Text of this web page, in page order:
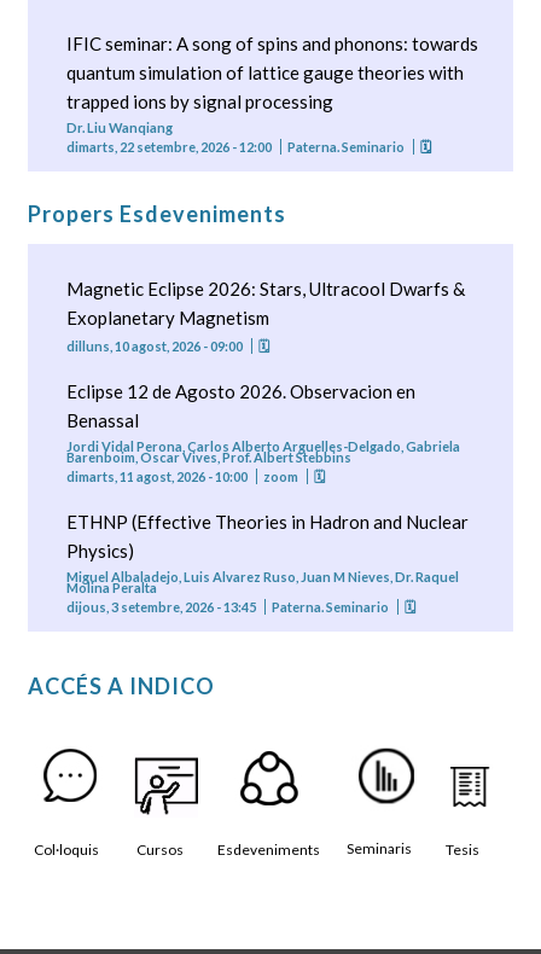
IFIC seminar: A song of spins and phonons: towards
quantum simulation of lattice gauge theories with
trapped ions by signal processing
Dr. Liu Wanqiang
dimarts, 22 setembre, 2026 - 12:00
Paterna. Seminario 🗓
Propers Esdeveniments
Magnetic Eclipse 2026: Stars, Ultracool Dwarfs &
Exoplanetary Magnetism
dilluns, 10 agost, 2026 - 09:00 🗓
Eclipse 12 de Agosto 2026. Observacion en
Benassal
Jordi Vidal Perona, Carlos Alberto Arguelles-Delgado, Gabriela
Barenboim, Oscar Vives, Prof. Albert Stebbins
dimarts, 11 agost, 2026 - 10:00
zoom 🗓
ETHNP (Effective Theories in Hadron and Nuclear
Physics)
Miguel Albaladejo, Luis Alvarez Ruso, Juan M Nieves, Dr. Raquel
Molina Peralta
dijous, 3 setembre, 2026 - 13:45
Paterna. Seminario 🗓
ACCÉS A INDICO
Col·loquis Cursos Esdeveniments Seminaris Tesis